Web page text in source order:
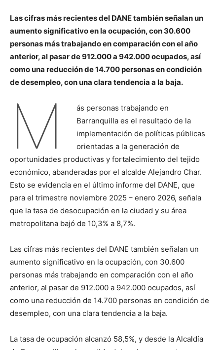
Las cifras más recientes del DANE también señalan un
aumento significativo en la ocupación, con 30.600
personas más trabajando en comparación con el año
anterior, al pasar de 912.000 a 942.000 ocupados, así
como una reducción de 14.700 personas en condición
de desempleo, con una clara tendencia a la baja.
M
ás personas trabajando en
Barranquilla es el resultado de la
implementación de políticas públicas
orientadas a la generación de
oportunidades productivas y fortalecimiento del tejido
económico, abanderadas por el alcalde Alejandro Char.
Esto se evidencia en el último informe del DANE, que
para el trimestre noviembre 2025 – enero 2026, señala
que la tasa de desocupación en la ciudad y su área
metropolitana bajó de 10,3% a 8,7%.
Las cifras más recientes del DANE también señalan un
aumento significativo en la ocupación, con 30.600
personas más trabajando en comparación con el año
anterior, al pasar de 912.000 a 942.000 ocupados, así
como una reducción de 14.700 personas en condición de
desempleo, con una clara tendencia a la baja.
La tasa de ocupación alcanzó 58,5%, y desde la Alcaldía